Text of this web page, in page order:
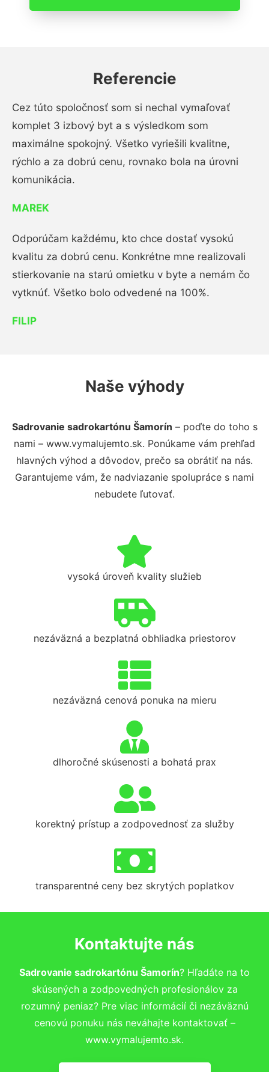
Referencie
Cez túto spoločnosť som si nechal vymaľovať
komplet 3 izbový byt a s výsledkom som
maximálne spokojný. Všetko vyriešili kvalitne,
rýchlo a za dobrú cenu, rovnako bola na úrovni
komunikácia.
MAREK
Odporúčam každému, kto chce dostať vysokú
kvalitu za dobrú cenu. Konkrétne mne realizovali
stierkovanie na starú omietku v byte a nemám čo
vytknúť. Všetko bolo odvedené na 100%.
FILIP
Naše výhody
Sadrovanie sadrokartónu Šamorín – poďte do toho s
nami – www.vymalujemto.sk. Ponúkame vám prehľad
hlavných výhod a dôvodov, prečo sa obrátiť na nás.
Garantujeme vám, že nadviazanie spolupráce s nami
nebudete ľutovať.
vysoká úroveň kvality služieb
nezáväzná a bezplatná obhliadka priestorov
nezáväzná cenová ponuka na mieru
dlhoročné skúsenosti a bohatá prax
korektný prístup a zodpovednosť za služby
transparentné ceny bez skrytých poplatkov
Kontaktujte nás
Sadrovanie sadrokartónu Šamorín? Hľadáte na to
skúsených a zodpovedných profesionálov za
rozumný peniaz? Pre viac informácií či nezáväznú
cenovú ponuku nás neváhajte kontaktovať –
www.vymalujemto.sk.